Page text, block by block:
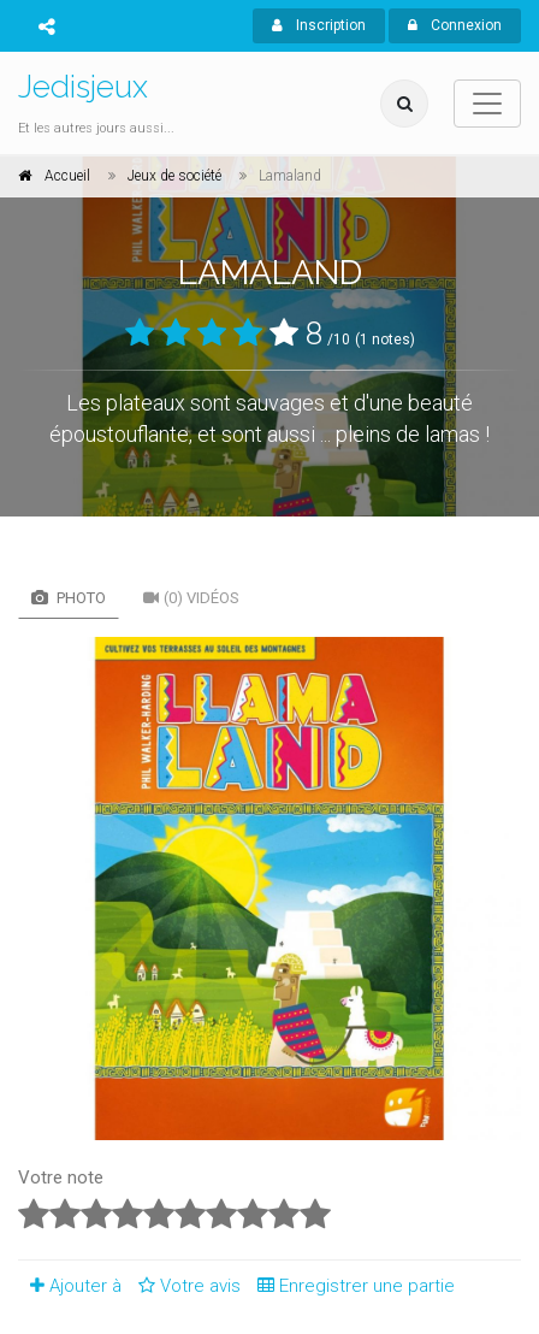
Inscription Connexion
Jedisjeux
Et les autres jours aussi...
Accueil Jeux de société Lamaland
LAMALAND
8 /10 (1 notes)
Les plateaux sont sauvages et d'une beauté
époustouflante, et sont aussi ... pleins de lamas !
PHOTO (0) VIDÉOS
Votre note
Ajouter à Votre avis Enregistrer une partie